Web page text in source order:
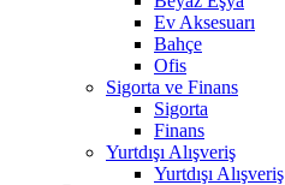
Ev Aksesuarı
Bahçe
Ofis
Sigorta ve Finans
Sigorta
Finans
Yurtdışı Alışveriş
Yurtdışı Alışveriş